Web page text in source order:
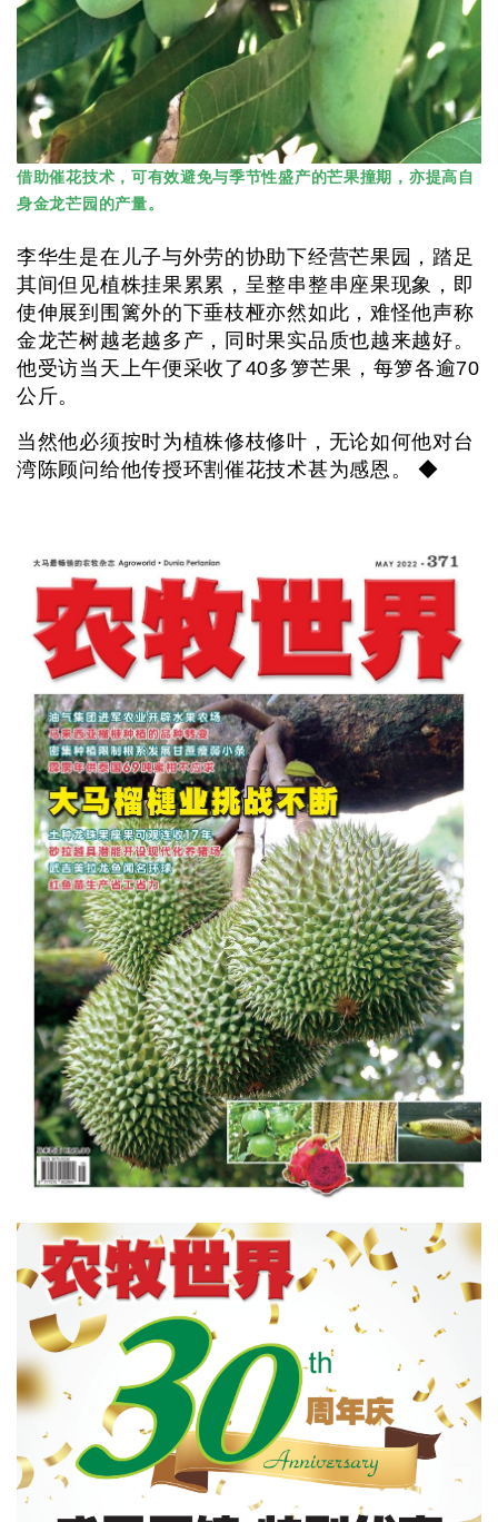
借助催花技术，可有效避免与季节性盛产的芒果撞期，亦提高自
身金龙芒园的产量。
李华生是在儿子与外劳的协助下经营芒果园，踏足
其间但见植株挂果累累，呈整串整串座果现象，即
使伸展到围篱外的下垂枝桠亦然如此，难怪他声称
金龙芒树越老越多产，同时果实品质也越来越好。
他受访当天上午便采收了40多箩芒果，每箩各逾70
公斤。
当然他必须按时为植株修枝修叶，无论如何他对台
湾陈顾问给他传授环割催花技术甚为感恩。 ◆